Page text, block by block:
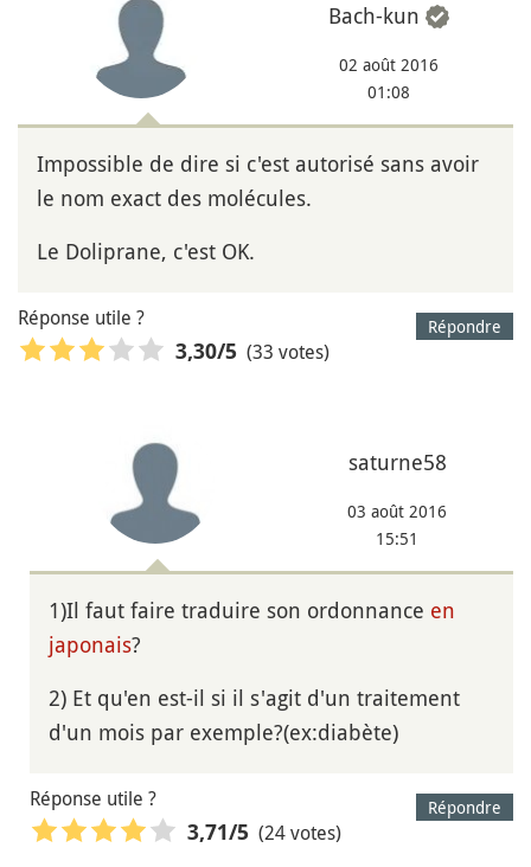
Bach-kun
02 août 2016
01:08
Impossible de dire si c'est autorisé sans avoir
le nom exact des molécules.
Le Doliprane, c'est OK.
Répondre
Réponse utile ?
3,30/5 (33 votes)
saturne58
03 août 2016
15:51
1)Il faut faire traduire son ordonnance en
japonais?
2) Et qu'en est-il si il s'agit d'un traitement
d'un mois par exemple?(ex:diabète)
Répondre
Réponse utile ?
3,71/5 (24 votes)